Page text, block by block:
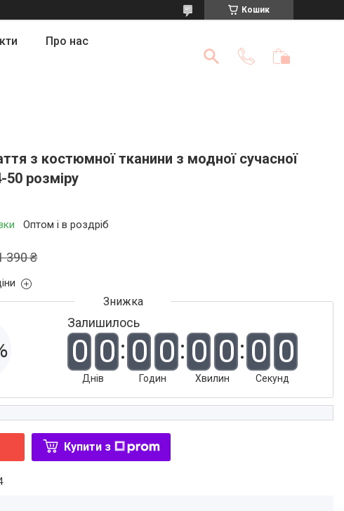
Кошик
Про нас
з костюмної тканини з модної сучасної
розміру
Оптом і в роздріб
390 ₴
Залишилось
0 0
Днів
0 0
Годин
0 0
Хвилин
0 0
Секунд
Купити з